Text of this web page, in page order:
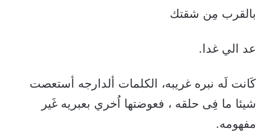
بالقرب مِن شقتك
عد الي غدا.
كَانت لَه نبره غريبه، الكلمات ألدارجه أستعصت
شيئا ما فِى حلقه ، فعوضتها اُخري بعبريه غَير
مفهومه.